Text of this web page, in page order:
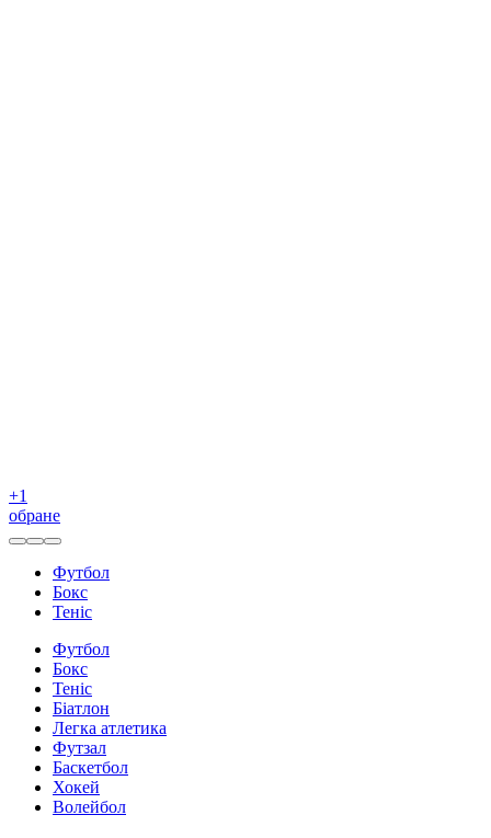
+1
обране
Футбол
Бокс
Теніс
Футбол
Бокс
Теніс
Біатлон
Легка атлетика
Футзал
Баскетбол
Хокей
Волейбол